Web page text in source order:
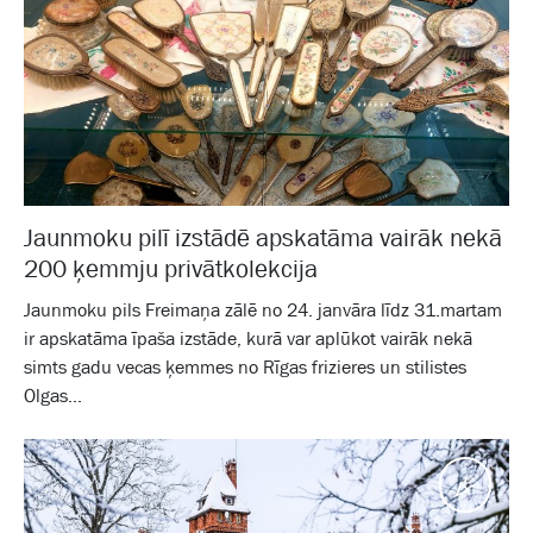
Jaunmoku pilī izstādē apskatāma vairāk nekā
200 ķemmju privātkolekcija
Jaunmoku pils Freimaņa zālē no 24. janvāra līdz 31.martam
ir apskatāma īpaša izstāde, kurā var aplūkot vairāk nekā
simts gadu vecas ķemmes no Rīgas frizieres un stilistes
Olgas...